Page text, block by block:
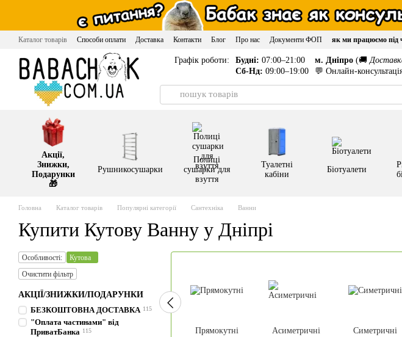
Перейти до основного контенту
Каталог товарів Способи оплати Доставка Контакти Блог Про нас Документи ФОП як ми працюємо під
Графік роботи: Будні: 07:00–21:00
Сб-Нд: 09:00–19:00
м. Дніпро (🚚
💬 Онлайн-
Акції,
Знижки,
Подарунки
🎁
Рушникосушарки
Полиці
сушарки для
взуття
Туалетні
кабіни
Біотуалети
Головна Каталог товарів Популярні категорії Сантехніка Ванни
Купити Кутову Ванну у Дніпрі
Прямокутні Асиметричні Симетричні
Особливості:
Кутова
Очистити фільтр
АКЦІЇ/ЗНИЖКИ/ПОДАРУНКИ
БЕЗКОШТОВНА ДОСТАВКА 115
"Оплата частинами" від
ПриватБанка 115